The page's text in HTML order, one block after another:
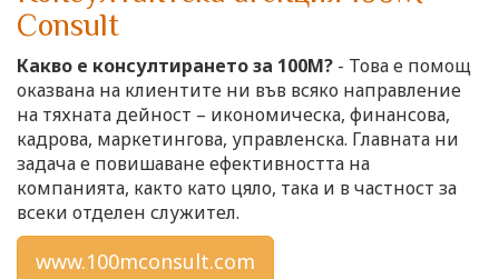
Consult
Какво е консултирането за 100М? - Това е помощ
оказвана на клиентите ни във всяко направление
на тяхната дейност – икономическа, финансова,
кадрова, маркетингова, управленска. Главната ни
задача е повишаване ефективността на
компанията, както като цяло, така и в частност за
всеки отделен служител.
www.100mconsult.com